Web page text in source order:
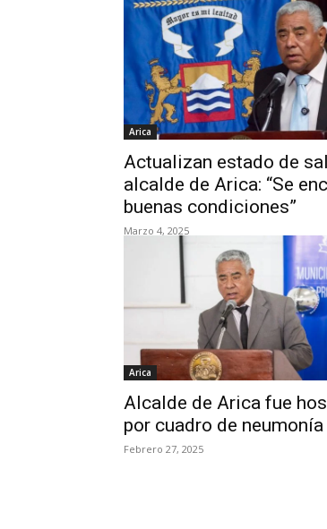
Arica
Actualizan estado de
alcalde de Arica: “Se
buenas condiciones”
Marzo 4, 2025
Arica
Alcalde de Arica fue
por cuadro de neumonía
Febrero 27, 2025